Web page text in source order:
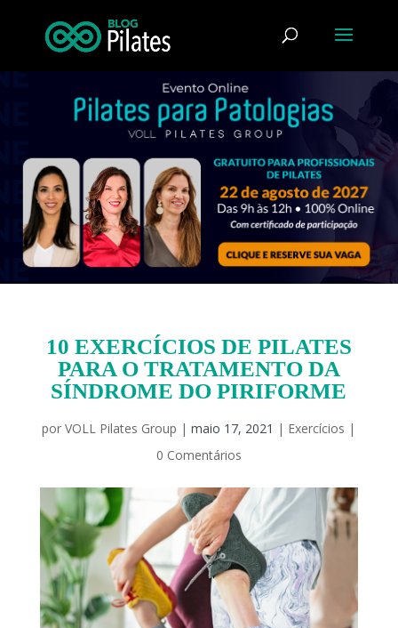
10 EXERCÍCIOS DE PILATES
PARA O TRATAMENTO DA
SÍNDROME DO PIRIFORME
porVOLL Pilates Group |maio 17, 2021 | Exercícios |
0 Comentários